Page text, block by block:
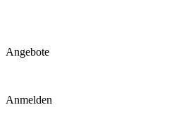
Angebote
Anmelden